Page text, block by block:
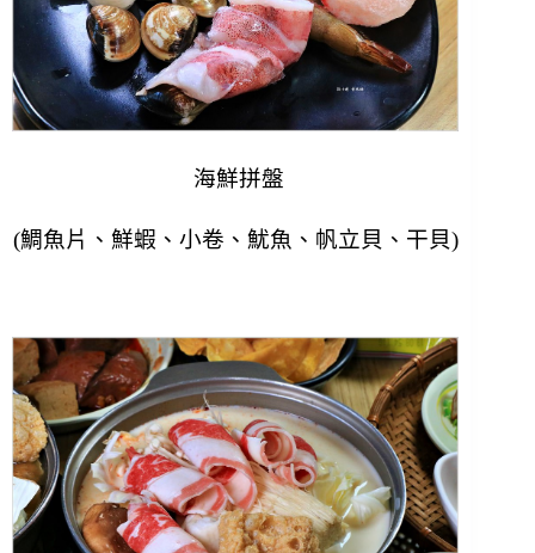
海鮮拼盤
(鯛魚片、鮮蝦、小卷、魷魚、帆立貝、干貝)